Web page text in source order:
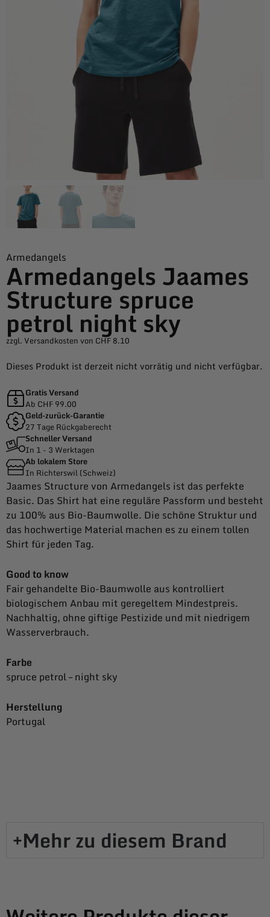
Armedangels
Armedangels Jaames
Structure spruce
petrol night sky
zzgl. Versandkosten von CHF 8.10
Dieses Produkt ist derzeit nicht vorrätig und nicht verfügbar.
Gratis Versand
Ab CHF 99.00
Geld-zurück-Garantie
27 Tage Rückgaberecht
Schneller Versand
In 1 - 3 Werktagen
Ab lokalem Store
In Richterswil (Schweiz)
Jaames Structure von Armedangels ist das perfekte
Basic. Das Shirt hat eine reguläre Passform und besteht
zu 100% aus Bio-Baumwolle. Die schöne Struktur und
das hochwertige Material machen es zu einem tollen
Shirt für jeden Tag.
Good to know
Fair gehandelte Bio-Baumwolle aus kontrolliert
biologischem Anbau mit geregeltem Mindestpreis.
Nachhaltig, ohne giftige Pestizide und mit niedrigem
Wasserverbrauch.
Farbe
spruce petrol – night sky
Herstellung
Portugal
Mehr zu diesem Brand​